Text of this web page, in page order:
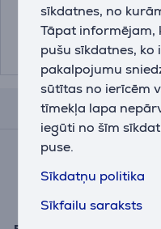
sīkdatnes, no
Tāpat informējam,
pušu sīkdatnes, ko
pakalpojumu
sūtītas no ierīcēm
tīmekļa lapa
iegūti no šīm
puse.
Sīkdatņu politika
Sīkfailu saraksts
Cena:
13.99 €